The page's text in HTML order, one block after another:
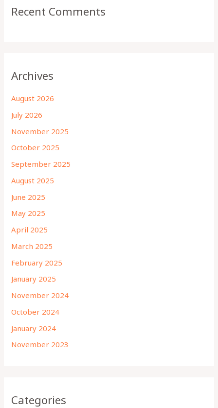
Recent Comments
Archives
August 2026
July 2026
November 2025
October 2025
September 2025
August 2025
June 2025
May 2025
April 2025
March 2025
February 2025
January 2025
November 2024
October 2024
January 2024
November 2023
Categories